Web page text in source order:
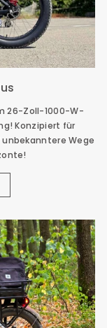
26-Zoll-1000-W-
Konzipiert für
Wege